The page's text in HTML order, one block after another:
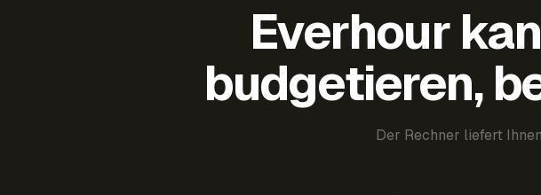
Everhour
budgetieren,
Der Rechner liefert